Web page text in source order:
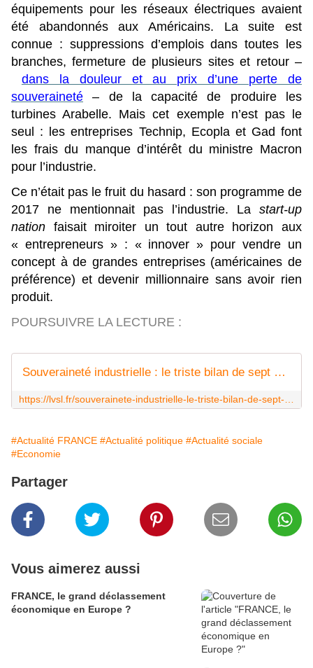
équipements pour les réseaux électriques avaient
été abandonnés aux Américains. La suite est
connue : suppressions d’emplois dans toutes les
branches, fermeture de plusieurs sites et retour –
dans la douleur et au prix d’une perte de
souveraineté – de la capacité de produire les
turbines Arabelle. Mais cet exemple n’est pas le
seul : les entreprises Technip, Ecopla et Gad font
les frais du manque d’intérêt du ministre Macron
pour l’industrie.
Ce n’était pas le fruit du hasard : son programme de
2017 ne mentionnait pas l’industrie. La start-up
nation faisait miroiter un tout autre horizon aux
« entrepreneurs » : « innover » pour vendre un
concept à de grandes entreprises (américaines de
préférence) et devenir millionnaire sans avoir rien
produit.
POURSUIVRE LA LECTURE :
Souveraineté industrielle : le triste bilan de sept ans de macronisme
#Actualité FRANCE #Actualité politique #Actualité sociale
#Economie
Partager
Vous aimerez aussi
FRANCE, le grand déclassement
économique en Europe ?